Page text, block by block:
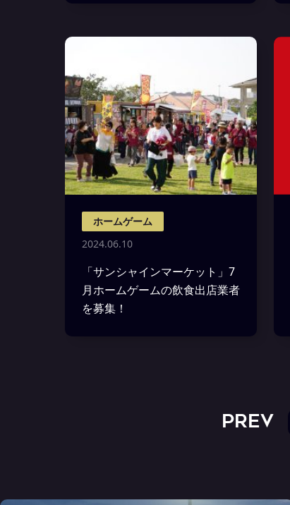
ホームゲーム
2024.06.10
「サンシャインマーケット」7
月ホームゲームの飲食出店業者
を募集！
PREV